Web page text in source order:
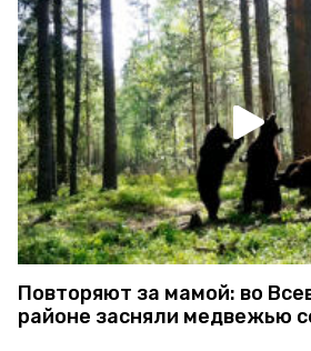
Повторяют за мамой: во
районе засняли медвежью